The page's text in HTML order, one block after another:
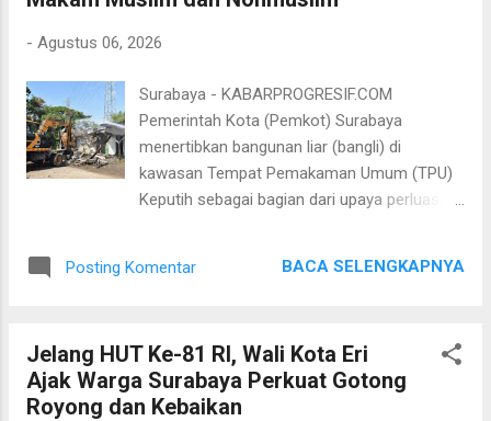
harus memiliki karakter dan menanamkan
rasa gotong royong, tolong menolong,
hingga saling menghormati satu sama lain.
Menurutnya, ketika pelajar memiliki nilai-nilai
tersebut, maka akan bisa menjadi seorang
pemimpin besar ke depannya. “Percuma
menolong, percuma menjadi seorang
- Agustus 06, 2026
Surabaya - KABARPROGRESIF.COM
Pemerintah Kota (Pemkot) Surabaya
menertibkan bangunan liar (bangli) di
kawasan Tempat Pemakaman Umum (TPU)
Keputih sebagai bagian dari upaya perluasan
dikembalikan sesuai fungsinya sebagai
Lingkungan Hidup (DLH) Kota Surabaya,
Khoirun Nisa mengatakan, lahan yang
ditertibkan merupakan aset pemerintah kota
Posting Komentar BACA SELENGKAPNYA
Jelang HUT Ke-81 RI, Wali Kota Eri
Ajak Warga Surabaya Perkuat Gotong
Royong dan Kebaikan